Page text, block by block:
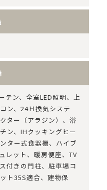
テン、全室LED照明、上
ン、24Ｈ換気システ
ター（アラジン）、浴
ン、IHクッキングヒー
ター式食器棚、ハイブ
レット、暖房便座、TV
付きの門柱、駐車場コ
ト35S適合、建物保